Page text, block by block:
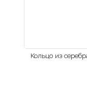
Кольцо из